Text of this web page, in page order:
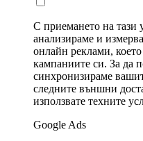
С приемането на тази
анализираме и
онлайн реклами,
кампаниите си. За да
синхронизираме
следните външни
използвате техните
Google Ads